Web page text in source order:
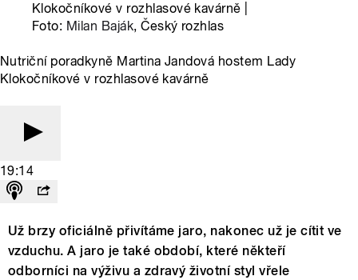
Klokočníkové v rozhlasové kavárně |
Foto: Milan Baják, Český rozhlas
Nutriční poradkyně Martina Jandová hostem Lady
Klokočníkové v rozhlasové kavárně
19:14
Už brzy oficiálně přivítáme jaro, nakonec už je cítit ve
vzduchu. A jaro je také období, které někteří
odborníci na výživu a zdravý životní styl vřele